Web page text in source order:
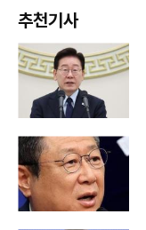
추천기사